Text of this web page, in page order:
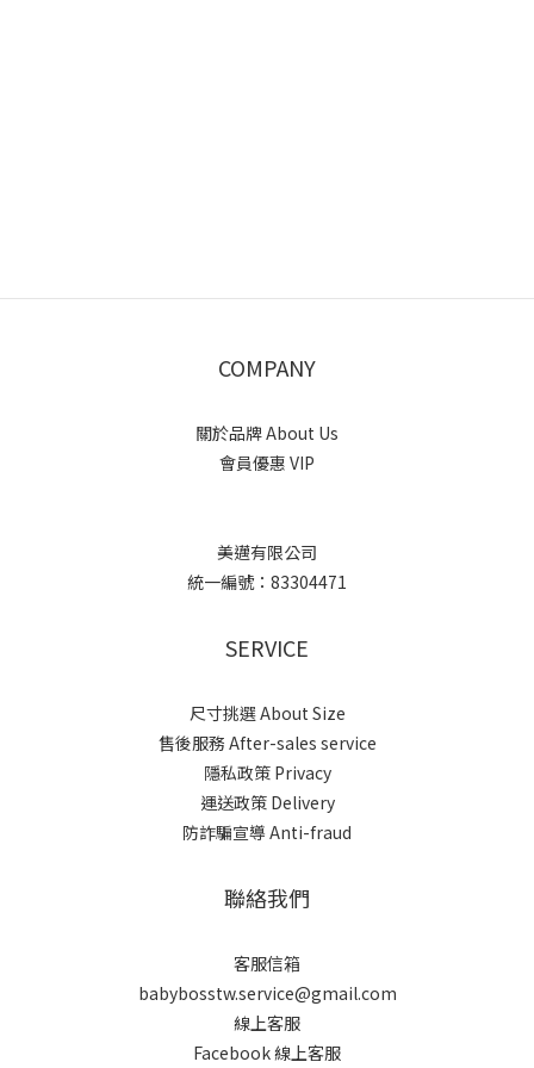
COMPANY
關於品牌 About Us
會員優惠 VIP
美邁有限公司
統一編號：83304471
SERVICE
尺寸挑選 About Size
售後服務 After-sales service
隱私政策 Privacy
運送政策 Delivery
防詐騙宣導 Anti-fraud
聯絡我們
客服信箱
babybosstw.service@gmail.com
線上客服
Facebook 線上客服